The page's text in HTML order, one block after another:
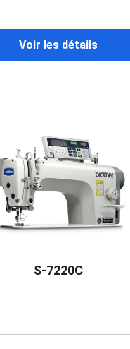
Voir les détails
S-7220C